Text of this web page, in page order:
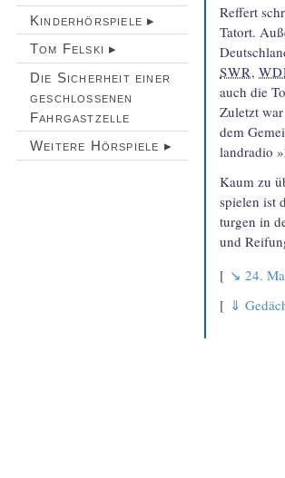
Kinderhörspiele ▸
Tom Felski ▸
Die Sicherheit einer
geschlossenen
Fahrgastzelle
Weitere Hörspiele ▸
Reffert
Tatort.
SWR,
auch die
Zuletzt
dem
land­radio
Kaum zu
spielen ist
turgen in
und
24.